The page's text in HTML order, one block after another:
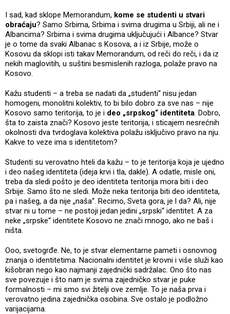
I sad, kad sklope Memorandum, kome se studenti u stvari
obraćaju? Samo Srbima, Srbima i svima drugima u Srbiji, ali ne i
Albancima? Srbima i svima drugima uključujući i Albance? Stvar
je o tome da svaki Albanac s Kosova, a i iz Srbije, može o
Kosovu da sklopi isti takav Memorandum, od reči do reči, i da iz
nekih maglovitih, u suštini besmislenih razloga, polaže pravo na
Kosovo.
Kažu studenti – a treba se nadati da „studenti“ nisu jedan
homogeni, monolitni kolektiv, to bi bilo dobro za sve nas – nije
Kosovo samo teritorija, to je i deo „srpskog“ identiteta. Dobro,
šta to zaista znači? Kosovo jeste teritorija, i sticajem nesrećnih
okolnosti dva tvrdoglava kolektiva polažu isključivo pravo na nju.
Kakve to veze ima s identitetom?
Studenti su verovatno hteli da kažu – to je teritorija koja je ujedno
i deo našeg identiteta (ideja krvi i tla, dakle). A odatle, misle oni,
treba da sledi pošto je deo identiteta teritorija mora biti i deo
Srbije. Samo što ne sledi. Može neka teritorija biti deo identiteta,
pa i našeg, a da nije „naša“. Recimo, Sveta gora, je l da? Ali, nije
stvar ni u tome – ne postoji jedan jedini „srpski“ identitet. A za
neke „srpske“ identitete Kosovo ne znači mnogo, ako ne baš i
ništa.
Ooo, svetogrđe. Ne, to je stvar elementarne pameti i osnovnog
znanja o identitetima. Nacionalni identitet je krovni i više služi kao
kišobran nego kao najmanji zajednički sadržalac. Ono što nas
sve povezuje i što nam je svima zajedničko stvar je puke
formalnosti – mi smo svi žitelji ove zemlje. To je naša prva i
verovatno jedina zajednička osobina. Sve ostalo je podložno
varijacijama.